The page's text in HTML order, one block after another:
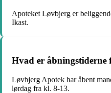
Apoteket Løvbjerg er
Ikast.
Hvad er
Løvbjerg Apotek har åbent
lørdag fra kl. 8-13.